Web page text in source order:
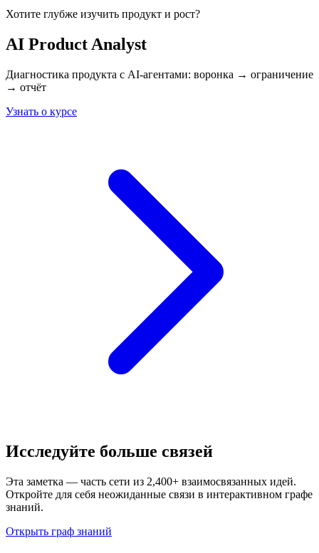
Хотите глубже изучить продукт и рост?
AI Product Analyst
Диагностика продукта с AI-агентами: воронка → ограничение
→ отчёт
Узнать о курсе
Исследуйте больше связей
Эта заметка — часть сети из 2,400+ взаимосвязанных идей.
Откройте для себя неожиданные связи в интерактивном графе
знаний.
Открыть граф знаний